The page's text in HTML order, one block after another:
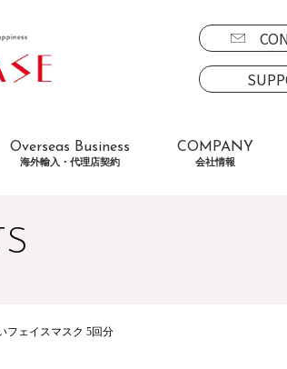
Overseas Business
海外輸入・代理店契約
COMPANY
会社情報
フェイスマスク 5回分